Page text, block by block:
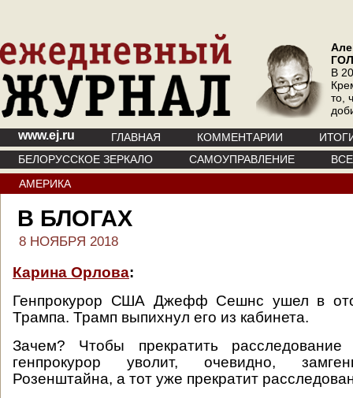
В
то,
www.ej.ru ГЛАВНАЯ КОММЕНТАРИИ
БЕЛОРУССКОЕ ЗЕРКАЛО
САМОУПРАВЛЕНИЕ
АМЕРИКА
В БЛОГАХ
8 НОЯБРЯ 2018
Карина Орлова:
Генпрокурор США Джефф Сешнс ушел в
Трампа. Трамп выпихнул его из кабинета.
Зачем? Чтобы прекратить
генпрокурор уволит, очевидно,
Розенштайна, а тот уже прекратит